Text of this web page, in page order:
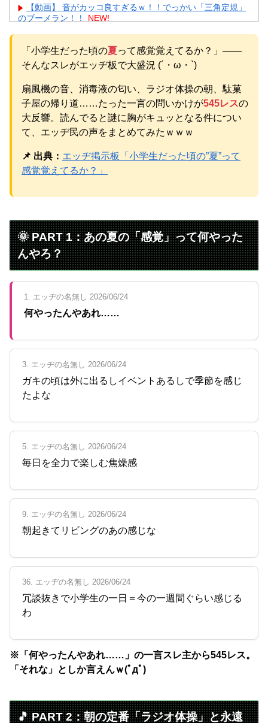
【動画】 音がカッコ良すぎるｗ！！でっかい「三角定規」
のブーメラン！！
NEW!
【悲報】 有吉、一般人に「ド正論」を叩きつけて炎上ｗｗ
ｗｗｗｗｗｗ NEW!
民「もう何回目だよ」総ツッコミｗｗｗ NEW!
【物議】板倉滉”年収7億円”報道にガル民騒然→トピ乱立に
「もういい」の声もｗｗｗ
元AKB社長、22億円申告漏れ 乃木坂46運営会社の株式を
パチンコ京楽産業に譲渡【ノース・リバー】【窪田康志】
元AKB社長、22億円申告漏れ 乃木坂46運営会社の株式を
パチンコ京楽産業に譲渡【ノース・リバー】【窪田康志】
Powered by livedoor 相互RSS
「小学生だった頃の夏って感覚覚えてるか？」——
そんなスレがエッヂ板で大盛況 (´・ω・`)
扇風機の音、消毒液の匂い、ラジオ体操の朝、駄菓
子屋の帰り道……たった一言の問いかけが545レスの
大反響。読んでると謎に胸がキュッとなる件につい
て、エッヂ民の声をまとめてみたｗｗｗ
📌 出典： エッヂ掲示板「小学生だった頃の”夏”って
感覚覚えてるか？」
🌞 PART 1：あの夏の「感覚」って何やった
んやろ？
1. エッヂの名無し 2026/06/24
何やったんやあれ……
3. エッヂの名無し 2026/06/24
ガキの頃は外に出るしイベントあるしで季節を感じ
たよな
5. エッヂの名無し 2026/06/24
毎日を全力で楽しむ焦燥感
9. エッヂの名無し 2026/06/24
朝起きてリビングのあの感じな
36. エッヂの名無し 2026/06/24
冗談抜きで小学生の一日＝今の一週間ぐらい感じる
わ
※「何やったんやあれ……」の一言スレ主から545レス。
「それな」としか言えんｗ(ﾟдﾟ)
🎵 PART 2：朝の定番「ラジオ体操」と永遠